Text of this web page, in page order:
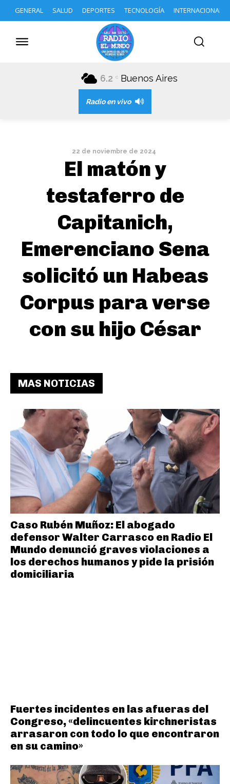
GENERAL SALUD DEPORTES TECNOLOGÍA INTERNACIONAL
6.2 C Buenos Aires
Radio en vivo
22 de noviembre de 2024
El matón y
testaferro de
Capitanich,
Emerenciano Sena
solicitó un Habeas
Corpus para verse
con su hijo César
MAS NOTICIAS
Caso Rubén Muñoz: El abogado
defensor Walter Carrasco en Radio El
Mundo denunció graves violaciones a
los derechos humanos y pide la prisión
domiciliaria
Fuertes incidentes en las afueras del
Congreso, «delincuentes kirchneristas
arrasaron con todo lo que encontraron
en su camino»